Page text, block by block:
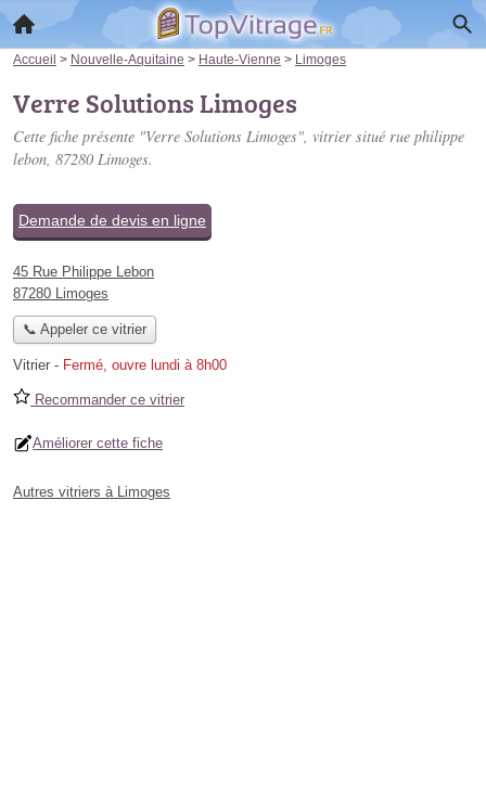
Accueil > Nouvelle-Aquitaine > Haute-Vienne > Limoges
Verre Solutions Limoges
Cette fiche présente "Verre Solutions Limoges", vitrier situé rue philippe
lebon, 87280 Limoges.
Demande de devis en ligne
45 Rue Philippe Lebon
87280 Limoges
📞 Appeler ce vitrier
Vitrier - Fermé, ouvre lundi à 8h00
Recommander ce vitrier
Améliorer cette fiche
Autres vitriers à Limoges